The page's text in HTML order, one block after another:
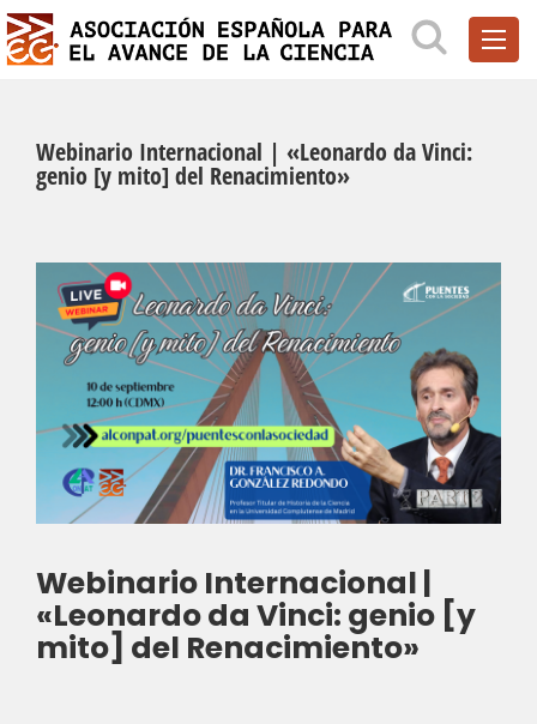
Webinario Internacional | «Leonardo da Vinci:
genio [y mito] del Renacimiento»
Webinario Internacional |
«Leonardo da Vinci: genio [y
mito] del Renacimiento»